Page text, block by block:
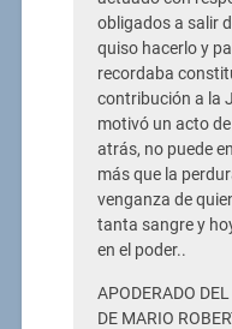
obligados a salir
quiso hacerlo y
recordaba
contribución a la
motivó un acto
atrás, no puede
más que la
venganza de
tanta sangre y
en el poder..
APODERADO
DE MARIO